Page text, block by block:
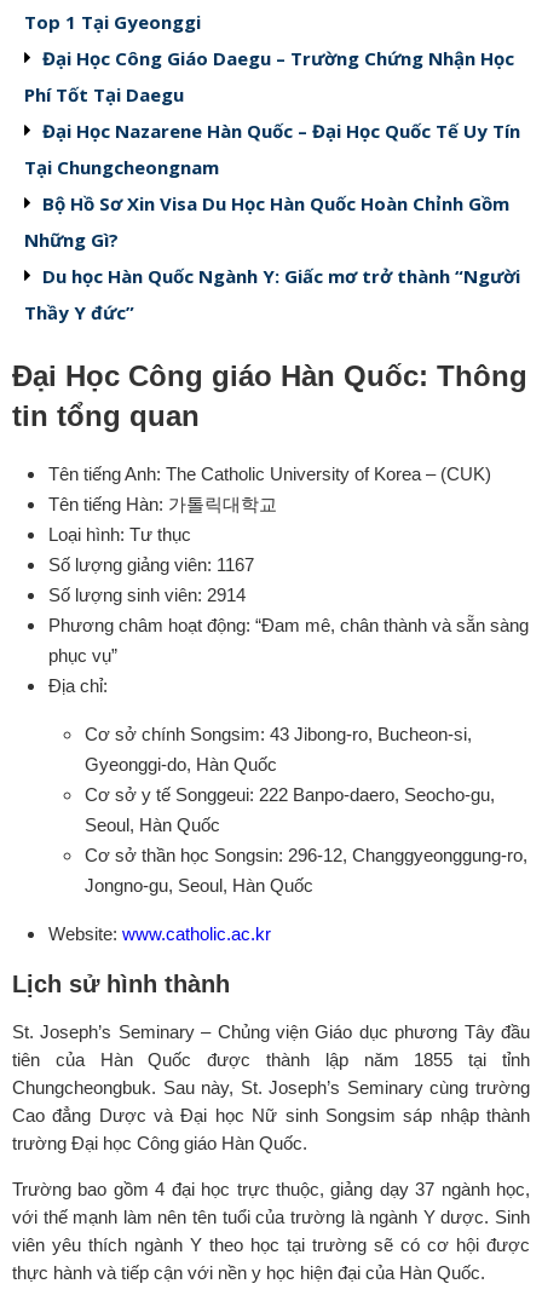
Top 1 Tại Gyeonggi
Đại Học Công Giáo Daegu – Trường Chứng Nhận Học
Phí Tốt Tại Daegu
Đại Học Nazarene Hàn Quốc – Đại Học Quốc Tế Uy Tín
Tại Chungcheongnam
Bộ Hồ Sơ Xin Visa Du Học Hàn Quốc Hoàn Chỉnh Gồm
Những Gì?
Du học Hàn Quốc Ngành Y: Giấc mơ trở thành “Người
Thầy Y đức”
Đại Học Công giáo Hàn Quốc: Thông
tin tổng quan
Tên tiếng Anh: The Catholic University of Korea – (CUK)
Tên tiếng Hàn: 가톨릭대학교
Loại hình: Tư thục
Số lượng giảng viên: 1167
Số lượng sinh viên: 2914
Phương châm hoạt động: “Đam mê, chân thành và sẵn sàng
phục vụ”
Địa chỉ:
Cơ sở chính Songsim: 43 Jibong-ro, Bucheon-si,
Gyeonggi-do, Hàn Quốc
Cơ sở y tế Songgeui: 222 Banpo-daero, Seocho-gu,
Seoul, Hàn Quốc
Cơ sở thần học Songsin: 296-12, Changgyeonggung-ro,
Jongno-gu, Seoul, Hàn Quốc
Website: www.catholic.ac.kr
Lịch sử hình thành
St. Joseph’s Seminary – Chủng viện Giáo dục phương Tây đầu
tiên của Hàn Quốc được thành lập năm 1855 tại tỉnh
Chungcheongbuk. Sau này, St. Joseph’s Seminary cùng trường
Cao đẳng Dược và Đại học Nữ sinh Songsim sáp nhập thành
trường Đại học Công giáo Hàn Quốc.
Trường bao gồm 4 đại học trực thuộc, giảng dạy 37 ngành học,
với thế mạnh làm nên tên tuổi của trường là ngành Y dược. Sinh
viên yêu thích ngành Y theo học tại trường sẽ có cơ hội được
thực hành và tiếp cận với nền y học hiện đại của Hàn Quốc.